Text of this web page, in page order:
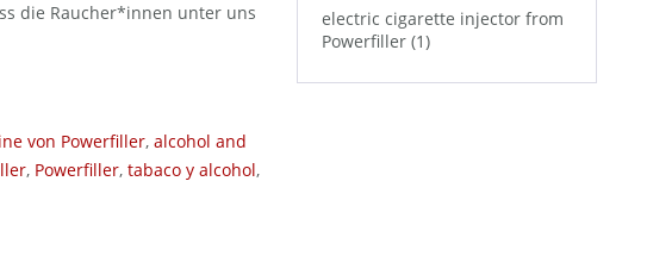
electric cigarette injector from
Powerfiller (1)
die Raucher*innen unter uns
von Powerfiller, alcohol and
, Powerfiller, tabaco y alcohol,